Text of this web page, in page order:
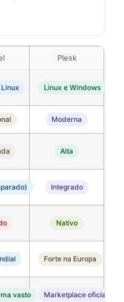
Plesk
Linux e Windows
Moderna
Alta
Integrado
Nativo
Forte na Europa
vasto Marketplace oficial